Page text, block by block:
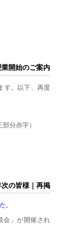
開始のご案内
す。以下、再度
部分赤字）
の皆様｜再掲
会」が開催され